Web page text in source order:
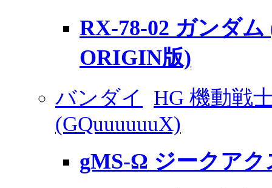
RX-78-02 ガンダ
ORIGIN版)
バンダイ
HG 機動戦
(GQuuuuuuX)
gMS-Ω ジークアク